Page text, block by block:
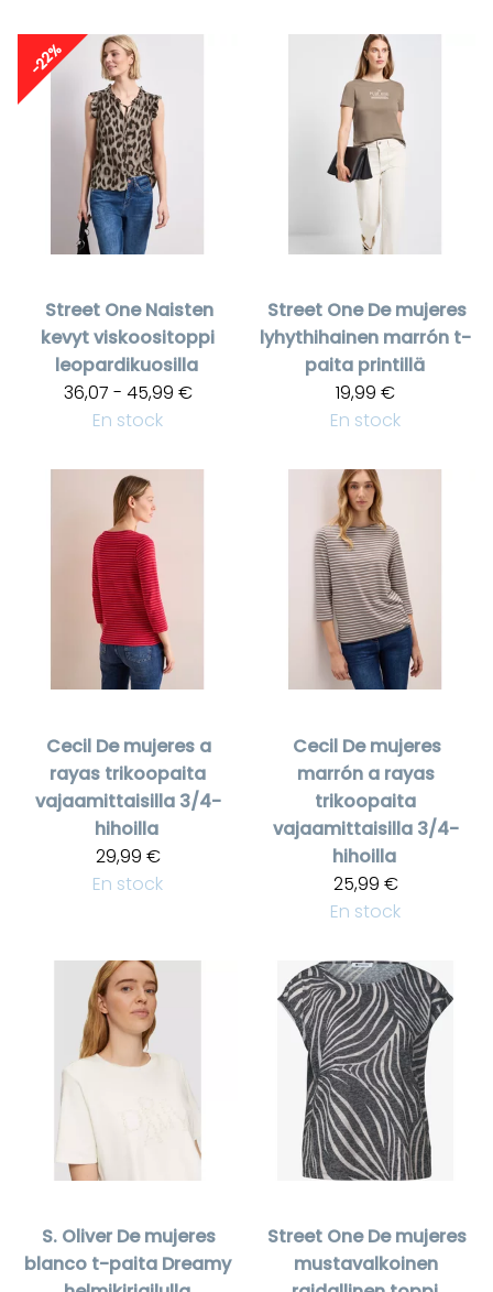
-22%
Street One Naisten
kevyt viskoositoppi
leopardikuosilla
36,07 - 45,99 €
En stock
Street One De mujeres
lyhythihainen marrón t-
paita printillä
19,99 €
En stock
Cecil De mujeres a
rayas trikoopaita
vajaamittaisilla 3/4-
hihoilla
29,99 €
En stock
Cecil De mujeres
marrón a rayas
trikoopaita
vajaamittaisilla 3/4-
hihoilla
25,99 €
En stock
S. Oliver De mujeres
blanco t-paita Dreamy
Street One De mujeres
mustavalkoinen